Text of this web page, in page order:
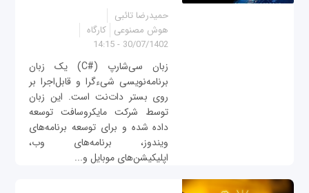
حمیدرضا تائبی
هوش مصنوعی کارگاه
30/07/1402 - 14:15
زبان سی‌شارپ (#C) یک زبان
برنامه‌نویسی شی‌ءگرا و قابل‌اجرا بر
روی بستر دات‌نت است. این زبان
توسط شرکت مایکروسافت توسعه
داده شده و برای توسعه برنامه‌های
ویندوز، برنامه‌های وب،
اپلیکیشن‌های موبایل و...